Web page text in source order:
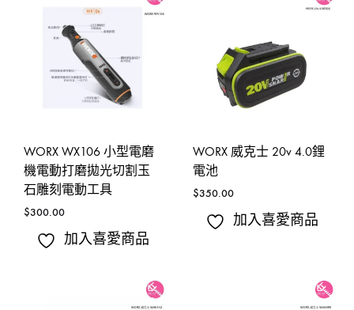
WORX WX106 小型電磨
機電動打磨拋光切割玉
石雕刻電動工具
$300.00
加入喜愛商品
WORX 威克士 20v 4.0鋰
電池
$350.00
加入喜愛商品